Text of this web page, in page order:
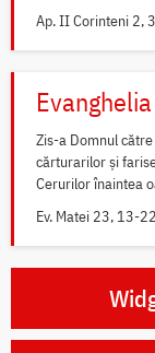
Ap. II Corinteni 2,
Zis-a Domnul
cărturarilor și
Cerurilor înaintea
Ev. Matei 23, 13-22